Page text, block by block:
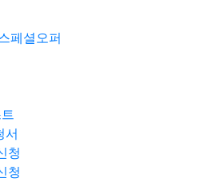
페셜오퍼
서
청
청